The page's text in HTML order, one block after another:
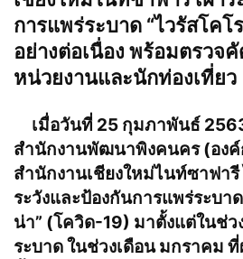
การแพร่ระบาด “ไวรัสโค
อย่างต่อเนื่อง พร้อมตรวจ
หน่วยงานและนักท่องเที่ยว
เมื่อวันที่ 25 กุมภาพันธ์
สำนักงานพัฒนาพิงคนคร (อง
สำนักงานเชียงใหม่ไนท์ซาฟารี
ระวังและป้องกันการแพร่ระบา
น่า” (โควิด-19) มาตั้งแต่ในช่ว
ระบาด ในช่วงเดือน มกราคม